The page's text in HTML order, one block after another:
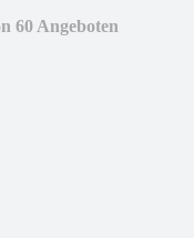
60 Angeboten